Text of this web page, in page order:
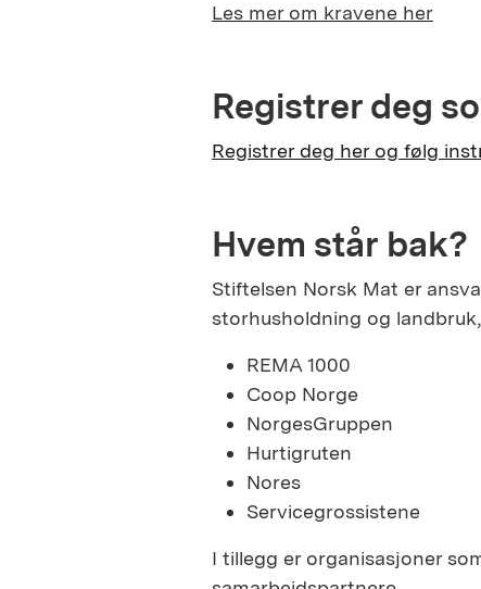
Les mer om kravene her
Registrer deg
Registrer deg her og følg
Hvem står bak?
Stiftelsen Norsk Mat er
storhusholdning og
REMA 1000
Coop Norge
NorgesGruppen
Hurtigruten
Nores
Servicegrossistene
I tillegg er organisasjoner